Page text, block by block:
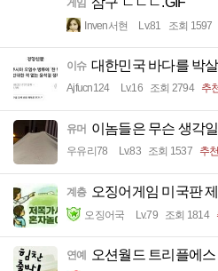
게임
Inven서현 Lv.81 조회 1597
이슈 대한민국 바다를 박
Ajfucn124 Lv.16 조회 2794 추
유머 이놈들은 무슨 생각
우유리78 Lv.83 조회 1537 추
계층 오징어게임 미국판
오징어국 Lv.79 조회 1814
연예 오션월드 트리플에스